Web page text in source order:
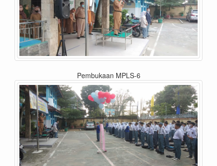
Pembukaan MPLS-6